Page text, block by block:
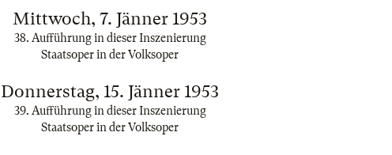
Mittwoch, 7. Jänner 1953
38. Aufführung in dieser Inszenierung
Staatsoper in der Volksoper
Donnerstag, 15. Jänner 1953
39. Aufführung in dieser Inszenierung
Staatsoper in der Volksoper